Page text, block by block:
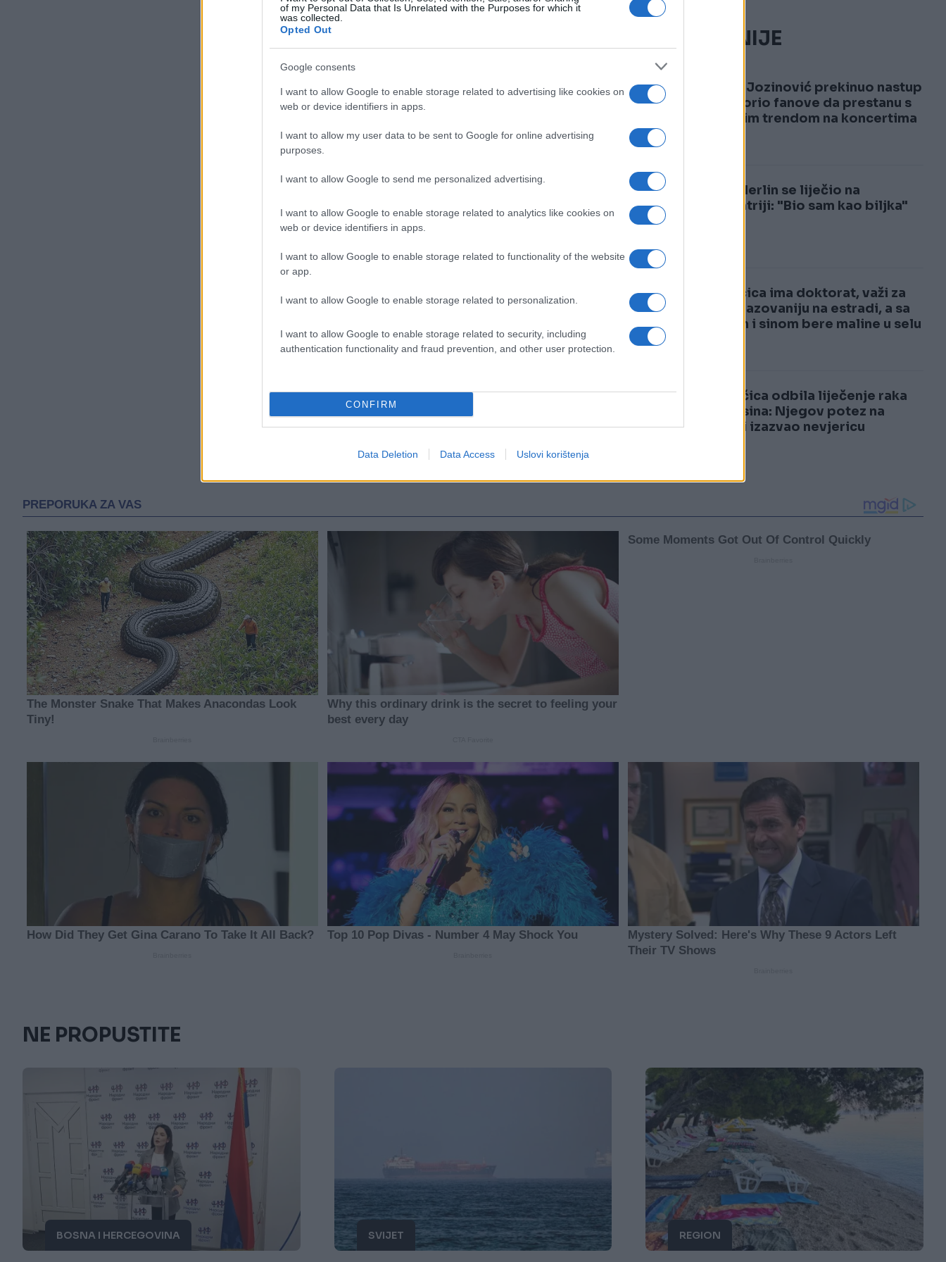
of my Personal Data that Is Unrelated with the Purposes for which it
was collected.
Opted Out
Google consents
I want to allow Google to enable storage related to advertising like cookies on
web or device identifiers in apps.
I want to allow my user data to be sent to Google for online advertising
purposes.
I want to allow Google to send me personalized advertising.
I want to allow Google to enable storage related to analytics like cookies on
web or device identifiers in apps.
I want to allow Google to enable storage related to functionality of the website
or app.
I want to allow Google to enable storage related to personalization.
I want to allow Google to enable storage related to security, including
authentication functionality and fraud prevention, and other user protection.
CONFIRM
Data Deletion Data Access Uslovi korištenja
NAJČITANIJE
1
Jakov Jozinović prekinuo nastup
i upozorio fanove da prestanu s
opasnim trendom na koncertima
2
Dino Merlin se liječio na
psihijatriji: "Bio sam kao biljka"
3
Pjevačica ima doktorat, važi za
najobrazovaniju na estradi, a sa
mužem i sinom bere maline u selu
4
Pjevačica odbila liječenje raka
zbog sina: Njegov potez na
samrti izazvao nevjericu
NE PROPUSTITE
BOSNA I HERCEGOVINA SVIJET REGION